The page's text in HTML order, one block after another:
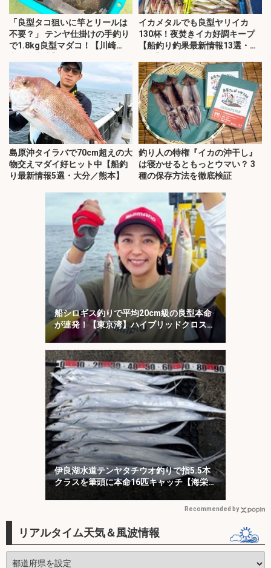
「良型タコ狙いに竿とリールは
不要？」 テンヤ仕掛けの手釣り
で1.8kg良型マダコ！【川崎
イカメタルでも良型ヤリイカ
130杯！夜焚きイカ好調キープ
【船釣り釣果最新情報13選・玄
島原沖タイラバで70cm超えの大
物交えマダイ好ヒット中【船釣
り最新情報5選・大分／熊本】
釣り人の特権『イカの沖干し』
は寝かせるともっとウマい？ 3
種の保存方法を徹底検証
船シロギス釣りで平均20cm級の良型本命
が連発！【東京湾】ハイブリッドクロスに
好反応
伊良湖水道テンヤタチウオ釣りで指5.5本
クラスを筆頭に本命16匹キャッチ【海栄
Recommended by
リアルタイム天気＆風波情報